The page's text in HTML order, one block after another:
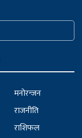
मनोरन्जन
राजनीति
राशिफल